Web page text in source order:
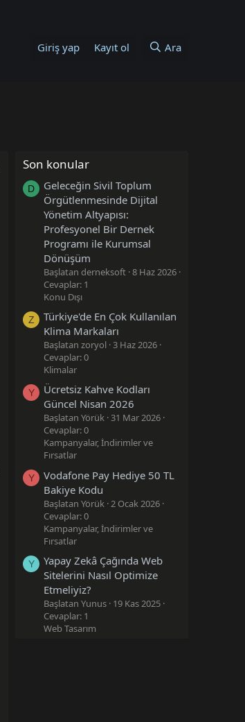
Giriş yap Kayıt ol Ara
Son konular
D
Geleceğin Sivil Toplum
Örgütlenmesinde Dijital
Yönetim Altyapısı:
Profesyonel Bir Dernek
Programı ile Kurumsal
Dönüşüm
Başlatan derneksoft 8 Haz 2026
Cevaplar: 1
Konu Dışı
Z
Türkiye'de En Çok Kullanılan
Klima Markaları
Başlatan zoryol 3 Haz 2026
Cevaplar: 0
Klimalar
Y
Ücretsiz Kahve Kodları
Güncel Nisan 2026
Başlatan Yörük 31 Mar 2026
Cevaplar: 0
Kampanyalar, İndirimler ve
Fırsatlar
Y
Vodafone Pay Hediye 50 TL
Bakiye Kodu
Başlatan Yörük 2 Ocak 2026
Cevaplar: 0
Kampanyalar, İndirimler ve
Fırsatlar
Y
Yapay Zekâ Çağında Web
Sitelerini Nasıl Optimize
Etmeliyiz?
Başlatan Yunus 19 Kas 2025
Cevaplar: 1
Web Tasarım